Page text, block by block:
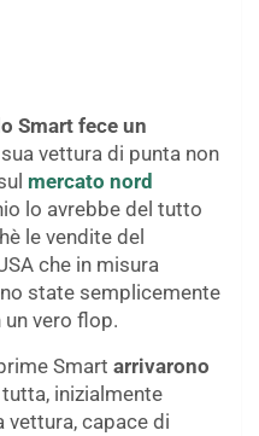
Smart fece un
vettura di punta non
mercato nord
lo avrebbe del tutto
le vendite del
che in misura
state semplicemente
vero flop.
Smart arrivarono
inizialmente
capace di